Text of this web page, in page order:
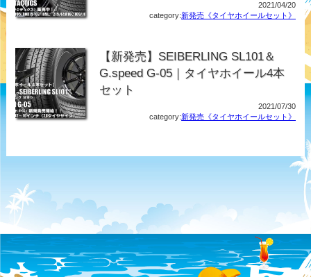
2021/04/20
category:新発売《タイヤホイールセット》
【新発売】SEIBERLING SL101＆
G.speed G-05｜タイヤホイール4本
セット
2021/07/30
category:新発売《タイヤホイールセット》